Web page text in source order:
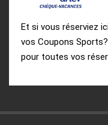
Et si vous réserviez
vos Coupons
pour toutes vos